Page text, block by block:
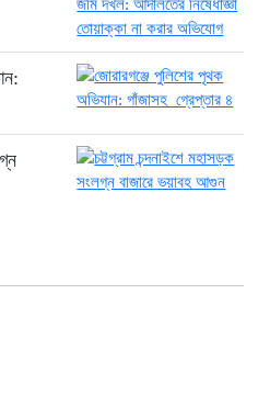
এসএসসি পরীক্ষার পাসের হার কমেছে ৬.২০
শতাংশ